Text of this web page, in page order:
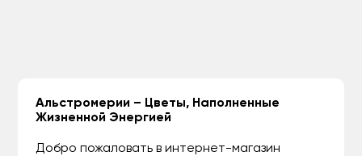
Альстромерии – Цветы, Наполненные
Жизненной Энергией
Добро пожаловать в интернет-магазин